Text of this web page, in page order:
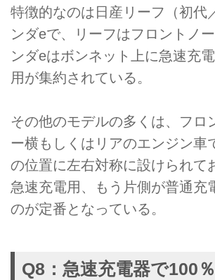
特徴的なのは日産リーフ（初代
ンダeで、リーフはフロントノ
ンダeはボンネット上に急速充
用が集約されている。
その他のモデルの多くは、フロ
ー横もしくはリアのエンジン車
の位置に左右対称に設けられて
急速充電用、もう片側が普通充
のが定番となっている。
Q8：急速充電器で100